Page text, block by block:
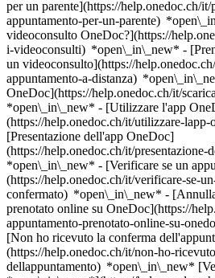
per un parente](https://help.onedoc.ch/it/
appuntamento-per-un-parente)
videoconsulto OneDoc?](https://
i-videoconsulti) *open\_in\_new* -
un videoconsulto](https://
appuntamento-a-distanza)
OneDoc](https://help.onedoc.ch/it/
*open\_in\_new* - [Utilizzare l'app
(https://help.onedoc.ch/it/utilizzare-
[Presentazione dell'app OneDoc]
(https://help.onedoc.ch/it/presentazione-
*open\_in\_new* - [Verificare se un appuntamento è confermato](https://help.onedoc.ch/it/verificare-se-un-appuntamento-%C3%A8-confermato) *open\_in\_new* - [Annullare un appuntamento prenotato online su OneDoc](https://help.onedoc.ch/it/annullare-un-appuntamento-prenotato-online-su-onedoc) *open\_in\_new* - [Non ho ricevuto la conferma dell'appuntamento](https://help.onedoc.ch/it/non-ho-ricevuto-la-conferma-dellappuntamento) *open\_in\_new* [Vedi tutti i nostri articoli *open\_in\_new*](https://help.onedoc.ch/it/) close ## Modifica la ricerca ![Casa con segno più che indica che la consultazione può essere effettuata in sede](https://www.onedoc.ch/assets/images/icons/on-site.svg) In loco ![Fotocamera con simbolo play che indica che la consultazione può essere effettuata a distanza in video](https://www.onedoc.ch/assets/images/icons/remote.svg) A distanza Cerca #### Specialità #### Professionisti #### Istituti edit Controllo annuale a Neuchâtel tune Filtra per Nuovo paziente*keyboard\_arrow\_down* - Accettato*check\_circle* Lingua parlata*keyboard\_arrow\_down* - Francese*check\_circle* - Inglese*check\_circle* - Italiano*check\_circle* - Portoghese*check\_circle* - Rumeno*check\_circle* - Spagnolo*check\_circle* - Tedesco*check\_circle* Sesso*keyboard\_arrow\_down* - Donna*check\_circle* - Uomo*check\_circle* Rete*keyboard\_arrow\_down* - Réseau Bleu*check\_circle* - Réseau de Soins Neuchâtelois - RSN*check\_circle* - Medbase*check\_circle* - Réseau Delta*check\_circle* Disponibilità*keyboard\_arrow\_down* - Disponibile oggi*check\_circle* - Entro i prossimi 3 giorni*check\_circle* - Entro i prossimi 7 giorni*check\_circle* - Entro i prossimi 14 giorni*check\_circle* # __Controllo annuale__ a __Neuchâtel__: prenota il tuo appuntamento online oggi ## 9 risultati a Neuchâtel [![Dr.ssa Claire Buirette Berrigaud, medico generico a Neuchâtel](https://assets.onedoc.ch/images/users/0f77447d6e6adb62b2857795ab2adea0cd71ab0347b417ea053189731e8b5c38-small.jpg "Dr.ssa Claire Buirette Berrigaud, medico generico a Neuchâtel")](https://www.onedoc.ch/it/medico-generico/neuchatel/pcs15/dr-claire-buirette-berrigaud) ### [Dr.ssa Claire Buirette Berrigaud](https://www.onedoc.ch/it/medico-generico/neuchatel/pcs15/dr-claire-buirette-berrigaud) ![Badge che indica un profilo verificato](https://www.onedoc.ch/assets/images/icons/checkmark.svg) [Medico generico](https://www.onedoc.ch/it/medico-generico/neuchatel) [Cabinet Gare](https://www.onedoc.ch/it/studio-medico-associato/neuchatel/et69/cabinet-gare) Avenue de la Gare 1 2000 Neuchâtel ![Icona paziente con segno meno che indica che il professionista non accetta nuovi pazienti](https://www.onedoc.ch/assets/images/icons/no-new-patients.svg)Non accetta nuovi pazienti [Prenota un appuntamento](https://www.onedoc.ch/it/medico-generico/neuchatel/pcs15/dr-claire-buirette-berrigaud) Competenze: Controllo annuale, [Urgenza medicina generica](https://www.onedoc.ch/it/urgenza-medicina-generica/neuchatel), [Esame del sangue](https://www.onedoc.ch/it/esame-del-sangue/neuchatel)Vedi di più *chevron\_left* lun 03 ago *chevron\_right* Vedi più appuntamenti *error\_outline* Si è verificato un errore durante il caricamento della disponibilità [Riprova](https://www.onedoc.ch) Competenze: Controllo annuale, [Urgenza medicina generica](https://www.onedoc.ch/it/urgenza-medicina-generica/neuchatel), [Esame del sangue](https://www.onedoc.ch/it/esame-del-sangue/neuchatel)Vedi di più [![Dr.ssa med. Melanie Boivin, specialista in medicina interna generale a Neuchâtel](https://assets.onedoc.ch/images/users/3db214c7c603be8d1be968909a86a00a0bfc52c467b67c418bba21bb5e303721-small.png "Dr.ssa med. Melanie Boivin, specialista in medicina interna generale a Neuchâtel")](https://www.onedoc.ch/it/specialista-in-medicina-interna-generale/neuchatel/pcp78/dr-med-melanie-boivin) ### [Dr.ssa med. Melanie Boivin](https://www.onedoc.ch/it/specialista-in-medicina-interna-generale/neuchatel/pcp78/dr-med-melanie-boivin) ![Badge che indica un profilo verificato](https://www.onedoc.ch/assets/images/icons/checkmark.svg) [Specialista in medicina interna generale](https://www.onedoc.ch/it/specialista-in-medicina-interna-generale/neuchatel) [MB Clinic](https://www.onedoc.ch/it/studio-medico/neuchatel/e9ru/mb-clinic) Rue J.-L.-Pourtalès 11 2000 Neuchâtel ![Icona paziente con segno più che indica che il professionista accetta nuovi pazienti](https://www.onedoc.ch/assets/images/icons/new-patients.svg)Accetta nuovi pazienti [Prenota un appuntamento](https://www.onedoc.ch/it/specialista-in-medicina-interna-generale/neuchatel/pcp78/dr-med-melanie-boivin) Competenze: Controllo annuale, [Strappi